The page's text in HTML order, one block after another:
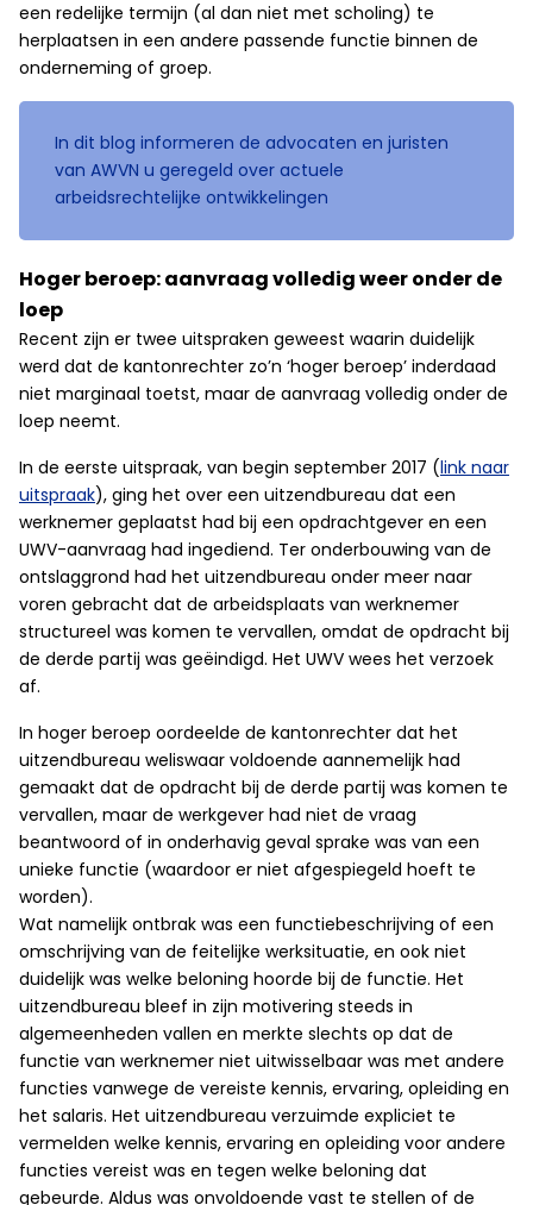
een redelijke termijn (al dan niet met scholing) te
herplaatsen in een andere passende functie binnen de
onderneming of groep.
In dit blog informeren de advocaten en juristen
van AWVN u geregeld over actuele
arbeidsrechtelijke ontwikkelingen
Hoger beroep: aanvraag volledig weer onder de
loep
Recent zijn er twee uitspraken geweest waarin duidelijk
werd dat de kantonrechter zo’n ‘hoger beroep’ inderdaad
niet marginaal toetst, maar de aanvraag volledig onder de
loep neemt.
In de eerste uitspraak, van begin september 2017 (link naar
uitspraak), ging het over een uitzendbureau dat een
werknemer geplaatst had bij een opdrachtgever en een
UWV-aanvraag had ingediend. Ter onderbouwing van de
ontslaggrond had het uitzendbureau onder meer naar
voren gebracht dat de arbeidsplaats van werknemer
structureel was komen te vervallen, omdat de opdracht bij
de derde partij was geëindigd. Het UWV wees het verzoek
af.
In hoger beroep oordeelde de kantonrechter dat het
uitzendbureau weliswaar voldoende aannemelijk had
gemaakt dat de opdracht bij de derde partij was komen te
vervallen, maar de werkgever had niet de vraag
beantwoord of in onderhavig geval sprake was van een
unieke functie (waardoor er niet afgespiegeld hoeft te
worden).
Wat namelijk ontbrak was een functiebeschrijving of een
omschrijving van de feitelijke werksituatie, en ook niet
duidelijk was welke beloning hoorde bij de functie. Het
uitzendbureau bleef in zijn motivering steeds in
algemeenheden vallen en merkte slechts op dat de
functie van werknemer niet uitwisselbaar was met andere
functies vanwege de vereiste kennis, ervaring, opleiding en
het salaris. Het uitzendbureau verzuimde expliciet te
vermelden welke kennis, ervaring en opleiding voor andere
functies vereist was en tegen welke beloning dat
gebeurde. Aldus was onvoldoende vast te stellen of de